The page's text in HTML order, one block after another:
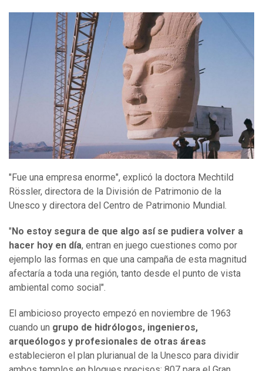
"Fue una empresa enorme", explicó la doctora Mechtild
Rössler, directora de la División de Patrimonio de la
Unesco y directora del Centro de Patrimonio Mundial.
" No estoy segura de que algo así se pudiera volver a
hacer hoy en día, entran en juego cuestiones como por
ejemplo las formas en que una campaña de esta magnitud
afectaría a toda una región, tanto desde el punto de vista
ambiental como social".
El ambicioso proyecto empezó en noviembre de 1963
cuando un grupo de hidrólogos, ingenieros,
arqueólogos y profesionales de otras áreas
establecieron el plan plurianual de la Unesco para dividir